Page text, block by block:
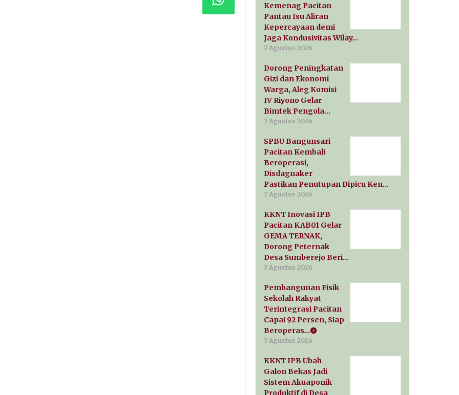
Kemenag Pacitan
Pantau Isu Aliran
Kepercayaan demi
Jaga Kondusivitas Wilay…
7 Agustus 2026
Dorong Peningkatan
Gizi dan Ekonomi
Warga, Aleg Komisi
IV Riyono Gelar
Bimtek Pengola…
7 Agustus 2026
SPBU Bangunsari
Pacitan Kembali
Beroperasi,
Disdagnaker
Pastikan Penutupan Dipicu Ken…
7 Agustus 2026
KKNT Inovasi IPB
Pacitan KAB01 Gelar
GEMA TERNAK,
Dorong Peternak
Desa Sumberejo Beri…
7 Agustus 2026
Pembangunan Fisik
Sekolah Rakyat
Terintegrasi Pacitan
Capai 92 Persen, Siap
Beroperas…
7 Agustus 2026
KKNT IPB Ubah
Galon Bekas Jadi
Sistem Akuaponik
Produktif di Desa